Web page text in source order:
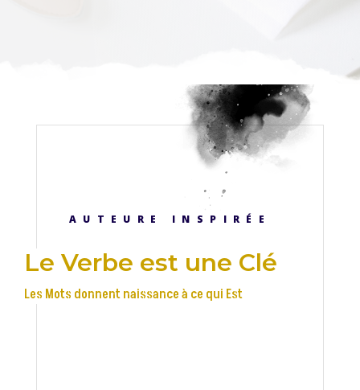
AUTEURE INSPIRÉE
Le Verbe est une Clé
Les Mots donnent naissance à ce qui Est